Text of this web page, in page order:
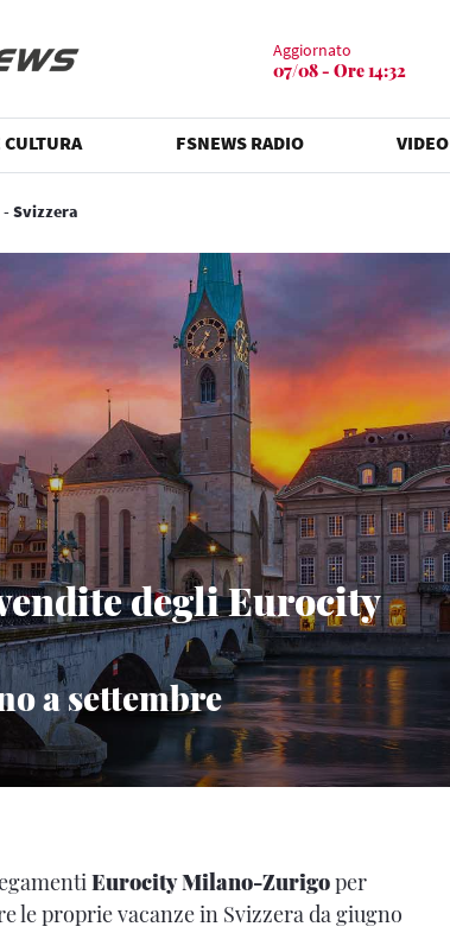
Aggiornato
07/08 - Ore 14:32
FSNEWS RADIO VIDEO
Svizzera
degli Eurocity
a settembre
Eurocity Milano-Zurigoper
le proprie vacanze in Svizzera da giugno